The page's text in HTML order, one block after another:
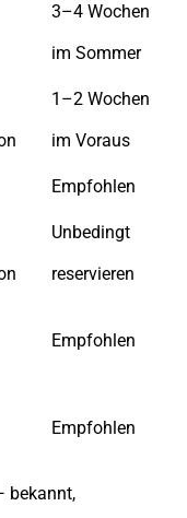
3–4 Wochen
im Sommer
1–2 Wochen
im Voraus
Empfohlen
Unbedingt
reservieren
Empfohlen
Empfohlen
bekannt,